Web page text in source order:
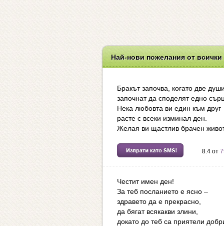
Най-нови пожелания от всички
Бракът започва, когато две
започнат да споделят едно
Нека любовта ви един към друг
расте с всеки изминал ден.
Желая ви щастлив брачен
8.4 от
Честит имен ден!
За теб посланието е ясно –
здравето да е прекрасно,
да бягат всякакви злини,
докато до теб са приятели